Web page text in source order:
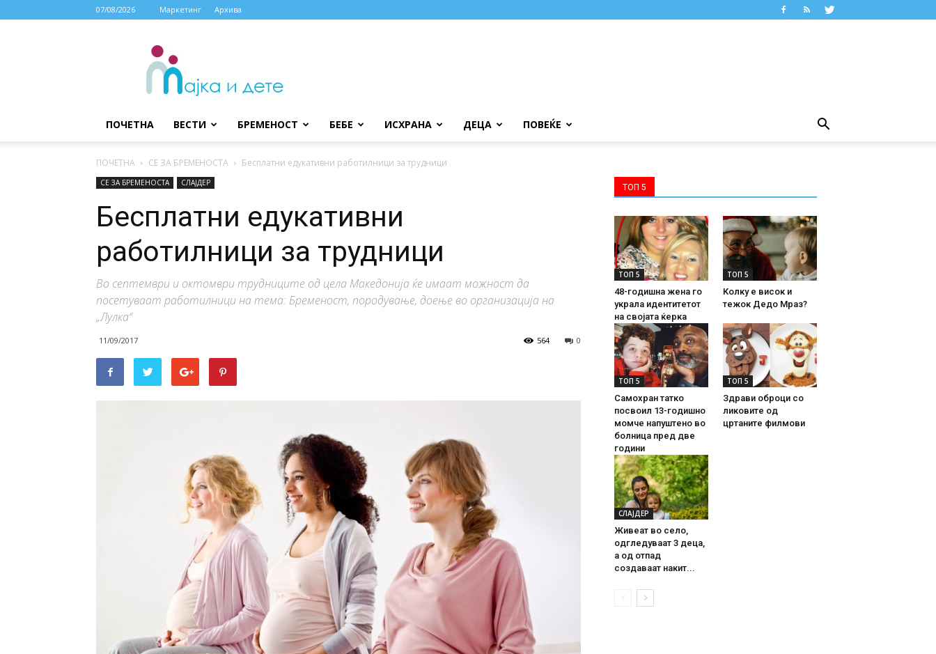
07/08/2026 Маркетинг Архива
МАЈКА
ДЕТЕ
ПОЧЕТНА ВЕСТИ БРЕМЕНОСТ БЕБЕ ИСХРАНА ДЕЦА ПОВЕЌЕ
ПОЧЕТНА СЕ ЗА БРЕМЕНОСТА Бесплатни едукативни работилници за трудници
СЕ ЗА БРЕМЕНОСТА СЛАЈДЕР
Бесплатни едукативни
работилници за трудници
Во септември и октомври трудниците од цела Македонија ќе имаат можност да
посетуваат работилници на тема: Бременост, породување, доење во организација на
„Лулка“
11/09/2017 0
564
ТОП 5
ТОП 5
48-годишна жена го
украла идентитетот
на својата ќерка
ТОП 5
Колку е висок и
тежок Дедо Мраз?
ТОП 5
Самохран татко
посвоил 13-годишно
момче напуштено во
болница пред две
години
ТОП 5
Здрави оброци со
ликовите од
цртаните филмови
СЛАЈДЕР
Живеат во село,
одгледуваат 3 деца,
а од отпад
создаваат накит...